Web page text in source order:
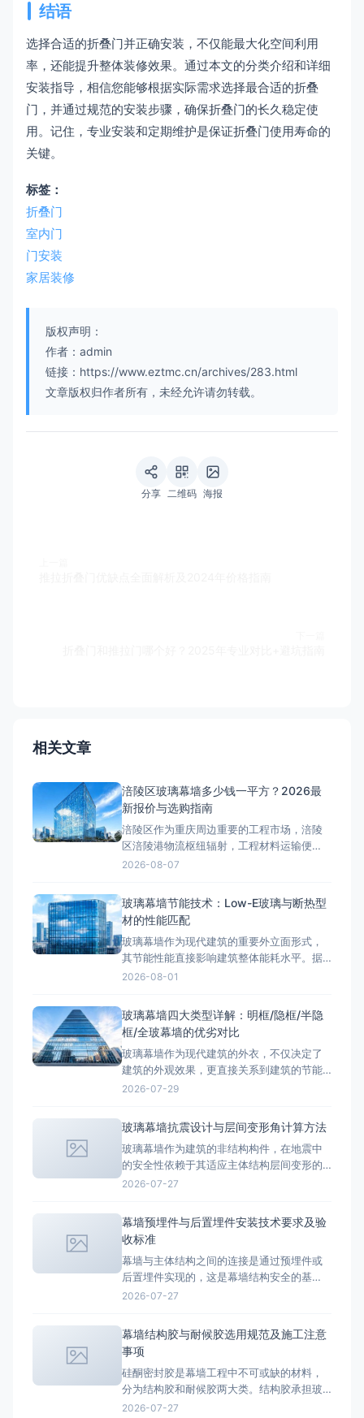
结语
选择合适的折叠门并正确安装，不仅能最大化空间利用
率，还能提升整体装修效果。通过本文的分类介绍和详细
安装指导，相信您能够根据实际需求选择最合适的折叠
门，并通过规范的安装步骤，确保折叠门的长久稳定使
用。记住，专业安装和定期维护是保证折叠门使用寿命的
关键。
标签：
折叠门
室内门
门安装
家居装修
版权声明：
作者：admin
链接：https://www.eztmc.cn/archives/283.html
文章版权归作者所有，未经允许请勿转载。
分享 二维码 海报
相关文章
涪陵区玻璃幕墙多少钱一平方？2026最
新报价与选购指南
涪陵区作为重庆周边重要的工程市场，涪陵
区涪陵港物流枢纽辐射，工程材料运输便
利。近年来，随着区域基础设施建设和产业
区玻璃幕墙多少钱一平方？本文将结合2026
年最新市场行情，详细拆解玻璃幕墙的工程
报价构成。涪陵区玻璃幕墙类型价格
2026-08-07
玻璃幕墙节能技术：Low-E玻璃与断热型
材的性能匹配
玻璃幕墙作为现代建筑的重要外立面形式，
其节能性能直接影响建筑整体能耗水平。据
统计，玻璃幕墙能耗占建筑总能耗的40%以
下，显著提升建筑节能效果。本文从Low-E
玻璃节能原理、断热型材技术、玻璃配置选
型三个维度，
2026-08-01
玻璃幕墙四大类型详解：明框/隐框/半隐
框/全玻幕墙的优劣对比
玻璃幕墙作为现代建筑的外衣，不仅决定了
建筑的外观效果，更直接关系到建筑的节能
性能、安全性和使用寿命。根据JGJ 102《玻
幕墙和全玻幕墙四大类型。每种类型在结构
原理、造价水平、适用场景上都有显著差
异。本文将逐一解析四种幕墙类
2026-07-29
玻璃幕墙抗震设计与层间变形角计算方法
玻璃幕墙作为建筑的非结构构件，在地震中
的安全性依赖于其适应主体结构层间变形的
能力。幕墙本身不承受地震作用，但必须能
一。 地震对幕墙的影响机理 地震时，幕墙面
板和框架随主体结构一起运动，但不同部位
的加速度和位移响应不同。对幕墙
2026-07-27
幕墙预埋件与后置埋件安装技术要求及验
收标准
幕墙与主体结构之间的连接是通过预埋件或
后置埋件实现的，这是幕墙结构安全的基
础。埋件的设计选型、安装质量和验收检测
分类与设计 预埋件是在主体结构混凝土浇筑
前放置在模板内的连接件，与混凝土形成整
体受力。幕墙预埋件主要分为平板
2026-07-27
幕墙结构胶与耐候胶选用规范及施工注意
事项
硅酮密封胶是幕墙工程中不可或缺的材料，
分为结构胶和耐候胶两大类。结构胶承担玻
璃与型材之间的结构粘结，耐候胶负责幕墙
2026-07-27